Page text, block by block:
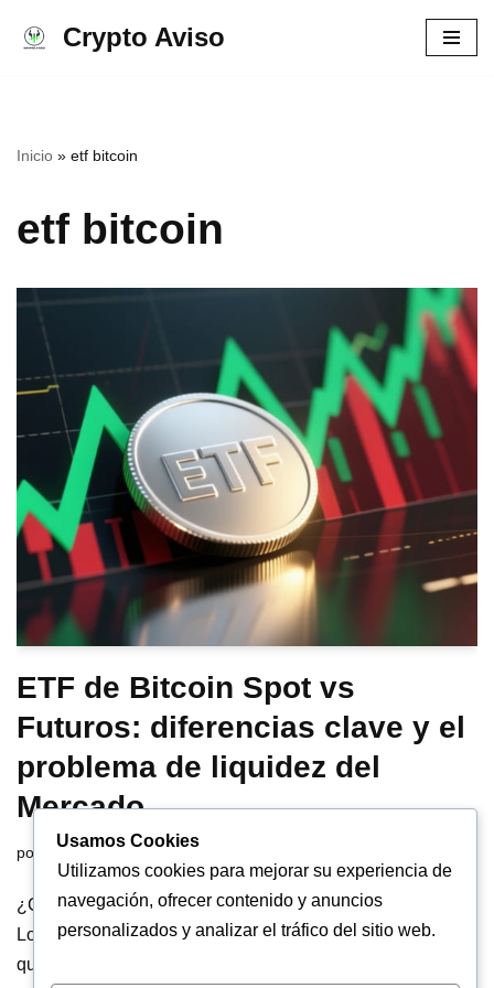
Crypto Aviso
Inicio » etf bitcoin
etf bitcoin
ETF de Bitcoin Spot vs
Futuros: diferencias clave y el
problema de liquidez del
Mercado
por Daniel Parra
¿Cuál es la diferencia entre ETF spot y futuros de Bitcoin?
Los ETF spot compran y custodian Bitcoin real, mientras
que los ETF de futuros solo operan contratos derivados sin
Usamos Cookies
Utilizamos cookies para mejorar su experiencia de
navegación, ofrecer contenido y anuncios
personalizados y analizar el tráfico del sitio web.